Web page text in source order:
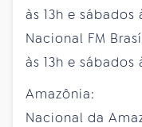
às 13h e sábados
Nacional FM
às 13h e sábados
Amazônia:
Nacional da